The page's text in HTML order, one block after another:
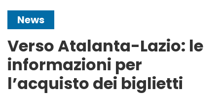
News
Verso Atalanta-Lazio: le
informazioni per
l’acquisto dei biglietti